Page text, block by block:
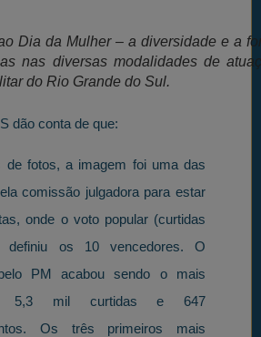
Dia da Mulher – a diversidade e a
nas diversas modalidades de
do Rio Grande do Sul.
dão conta de que:
de fotos, a imagem foi uma das
comissão julgadora para estar
onde o voto popular (curtidas
definiu os 10 vencedores. O
PM acabou sendo o mais
5,3 mil curtidas e 647
Os três primeiros mais